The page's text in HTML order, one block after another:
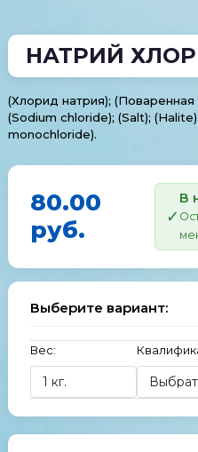
НАТРИЙ
(Хлорид натрия); (Поваренная
(Sodium chloride); (Salt);
monochloride).
80.00
руб.
В
Выберите вариант:
Вес: